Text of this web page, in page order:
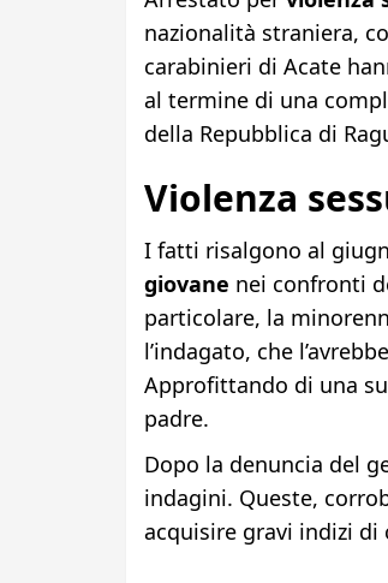
nazionalità straniera,
carabinieri di Acate
al termine di una
della Repubblica di
Violenza
I fatti risalgono al
giovane nei confronti
particolare, la
l’indagato, che
Approfittando di una
padre.
Dopo la denuncia del
indagini. Queste,
acquisire gravi indizi di